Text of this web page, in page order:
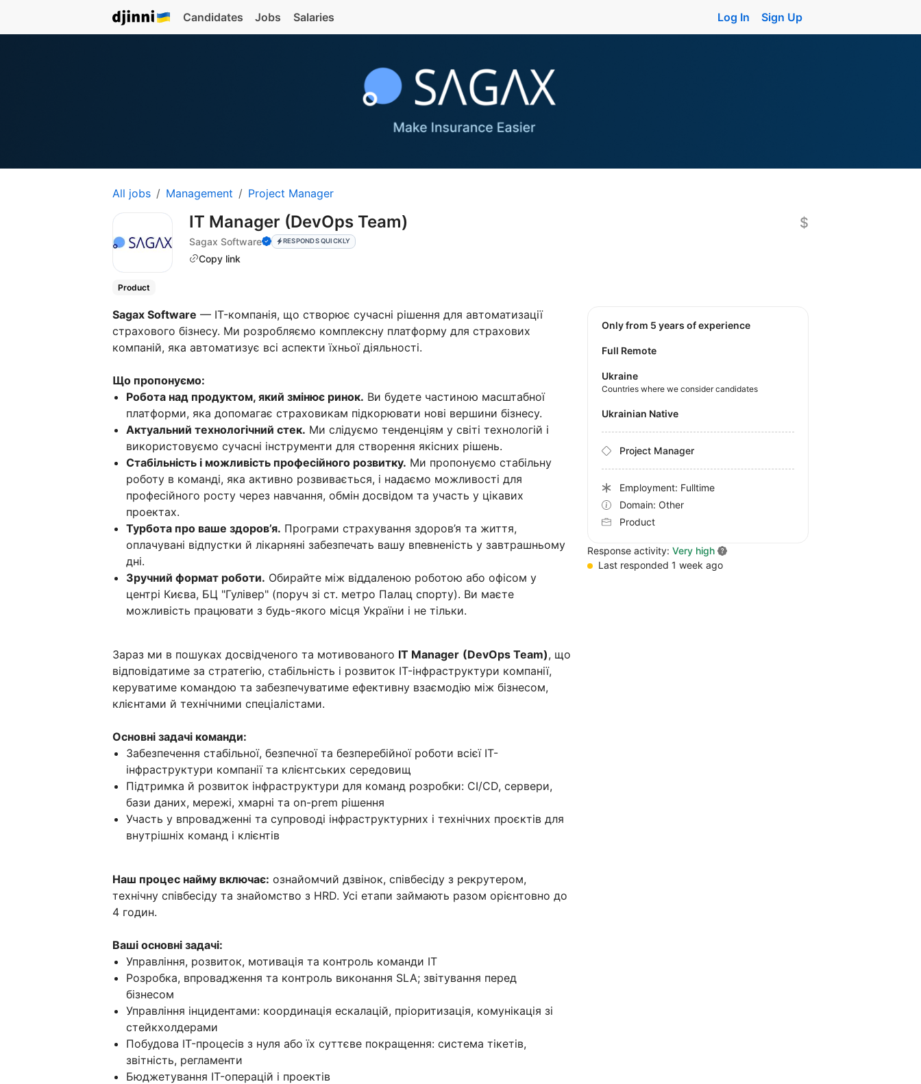
Candidates Jobs Salaries Log In Sign Up
All jobs Management Project Manager
IT Manager (DevOps Team)
Sagax Software RESPONDS QUICKLY
Copy link
$
Product
Sagax Software — IT-компанія, що створює сучасні рішення для автоматизації
страхового бізнесу. Ми розробляємо комплексну платформу для страхових
компаній, яка автоматизує всі аспекти їхньої діяльності.
Що пропонуємо:
Робота над продуктом, який змінює ринок. Ви будете частиною масштабної
платформи, яка допомагає страховикам підкорювати нові вершини бізнесу.
Актуальний технологічний стек. Ми слідуємо тенденціям у світі технологій і
використовуємо сучасні інструменти для створення якісних рішень.
Стабільність і можливість професійного розвитку. Ми пропонуємо стабільну
роботу в команді, яка активно розвивається, і надаємо можливості для
професійного росту через навчання, обмін досвідом та участь у цікавих
проектах.
Турбота про ваше здоров’я. Програми страхування здоров’я та життя,
оплачувані відпустки й лікарняні забезпечать вашу впевненість у завтрашньому
дні.
Зручний формат роботи. Обирайте між віддаленою роботою або офісом у
центрі Києва, БЦ "Гулівер" (поруч зі ст. метро Палац спорту). Ви маєте
можливість працювати з будь-якого місця України і не тільки.
Зараз ми в пошуках досвідченого та мотивованого IT Manager (DevOps Team), що
відповідатиме за стратегію, стабільність і розвиток IT-інфраструктури компанії,
керуватиме командою та забезпечуватиме ефективну взаємодію між бізнесом,
клієнтами й технічними спеціалістами.
Основні задачі команди:
Забезпечення стабільної, безпечної та безперебійної роботи всієї IT-
інфраструктури компанії та клієнтських середовищ
Підтримка й розвиток інфраструктури для команд розробки: CI/CD, сервери,
бази даних, мережі, хмарні та on-prem рішення
Участь у впровадженні та супроводі інфраструктурних і технічних проєктів для
внутрішніх команд і клієнтів
Наш процес найму включає: ознайомчий дзвінок, співбесіду з рекрутером,
технічну співбесіду та знайомство з HRD. Усі етапи займають разом орієнтовно до
4 годин.
Ваші основні задачі:
Управління, розвиток, мотивація та контроль команди IT
Розробка, впровадження та контроль виконання SLA; звітування перед
бізнесом
Управління інцидентами: координація ескалацій, пріоритизація, комунікація зі
стейкхолдерами
Побудова IT-процесів з нуля або їх суттєве покращення: система тікетів,
звітність, регламенти
Бюджетування IT-операцій і проектів
Only from 5 years of experience
Full Remote
Ukraine
Countries where we consider candidates
Ukrainian Native
Project Manager
Employment: Fulltime
Domain: Other
Product
Response activity:Very high
Last responded 1 week ago